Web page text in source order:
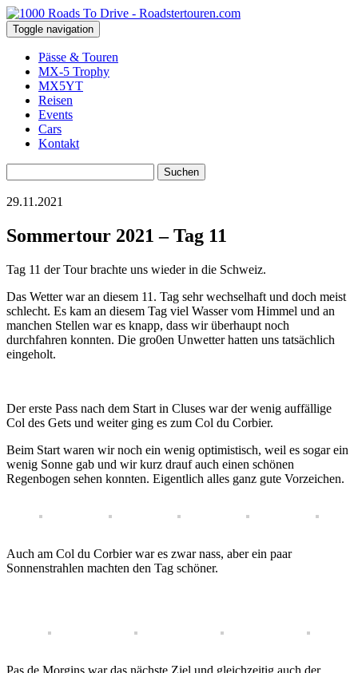
Toggle navigation
Pässe & Touren
MX-5 Trophy
MX5YT
Reisen
Events
Cars
Kontakt
nach:
29.11.2021
Sommertour 2021 – Tag 11
Tag 11 der Tour brachte uns wieder in die Schweiz.
Das Wetter war an diesem 11. Tag sehr wechselhaft und doch meist
schlecht. Es kam an diesem Tag viel Wasser vom Himmel und an
manchen Stellen war es knapp, dass wir überhaupt noch
durchfahren konnten. Die gro0en Unwetter hatten uns tatsächlich
eingeholt.
Der erste Pass nach dem Start in Cluses war der wenig auffällige
Col des Gets und weiter ging es zum Col du Corbier.
Beim Start waren wir noch ein wenig optimistisch, weil es sogar ein
wenig Sonne gab und wir kurz drauf auch einen schönen
Regenbogen sehen konnten. Eigentlich alles ganz gute Vorzeichen.
Auch am Col du Corbier war es zwar nass, aber ein paar
Sonnenstrahlen machten den Tag schöner.
Pas de Morgins war das nächste Ziel und gleichzeitig auch der